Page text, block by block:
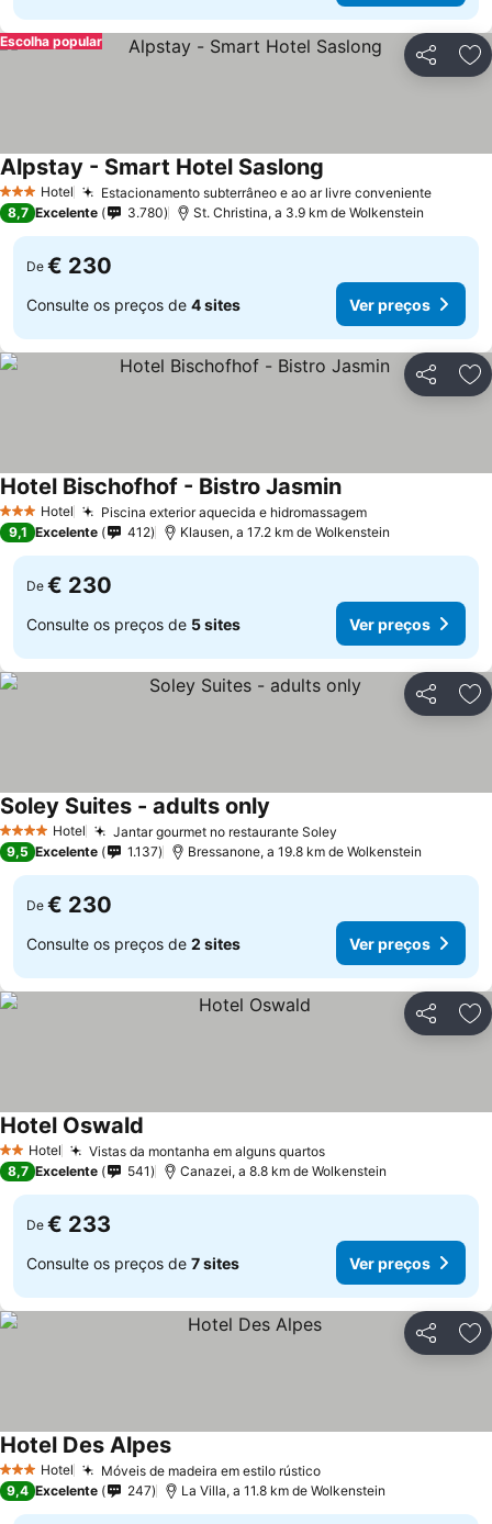
Partilhar
Escolha popular
3 EstrelasHotel Estacionamento subterrâneo e ao ar livre convenienteVer
Alpstay - Smart Hotel Saslong
8,7 Excelente 3.780 St. Christina, a 3.9 km de Wolkenstein
De € 230
Consulte os preços de 4 sites Ver preços
Partilhar
3 EstrelasHotel Piscina exterior aquecida e hidromassagemVer preços
Hotel Bischofhof - Bistro JasminVer preços
9,1 Excelente 412 Klausen, a 17.2 km de Wolkenstein
De € 230
Consulte os preços de 5 sites Ver preços
Partilhar
4 EstrelasHotel Jantar gourmet no restaurante Soley
Soley Suites - adults only
9,5 Excelente 1.137 Bressanone, a 19.8 km de Wolkenstein
De € 230
Consulte os preços de 2 sites Ver preços
Partilhar
2 Estrelas
Hotel Vistas da montanha em alguns quartosVer preços
Hotel Oswald
8,7 Excelente 541 Canazei, a 8.8 km de Wolkenstein
De € 233
Consulte os preços de 7 sites Ver preços
Partilhar
3 EstrelasHotel Móveis de madeira em estilo rústicoVer preços
Hotel Des AlpesVer preços
9,4 Excelente 247 La Villa, a 11.8 km de Wolkenstein